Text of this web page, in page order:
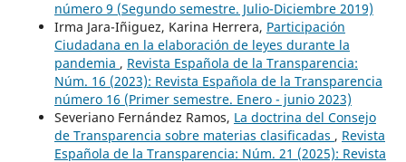
número 9 (Segundo semestre. Julio-Diciembre 2019)
Irma Jara-Iñiguez, Karina Herrera, Participación
Ciudadana en la elaboración de leyes durante la
pandemia , Revista Española de la Transparencia:
Núm. 16 (2023): Revista Española de la Transparencia
número 16 (Primer semestre. Enero - junio 2023)
Severiano Fernández Ramos, La doctrina del Consejo
de Transparencia sobre materias clasificadas , Revista
Española de la Transparencia: Núm. 21 (2025): Revista